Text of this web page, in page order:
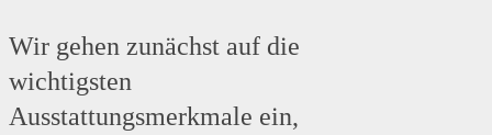
Wir gehen zunächst auf die
wichtigsten
Ausstattungsmerkmale ein,